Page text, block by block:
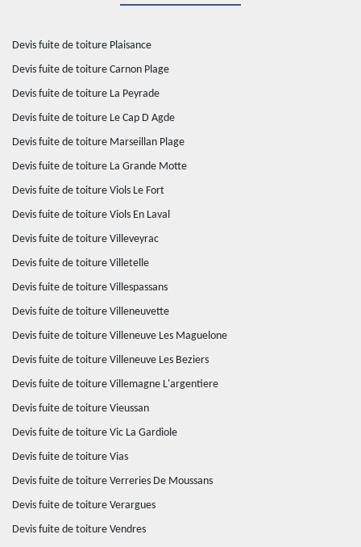
Devis fuite de toiture Plaisance
Devis fuite de toiture Carnon Plage
Devis fuite de toiture La Peyrade
Devis fuite de toiture Le Cap D Agde
Devis fuite de toiture Marseillan Plage
Devis fuite de toiture La Grande Motte
Devis fuite de toiture Viols Le Fort
Devis fuite de toiture Viols En Laval
Devis fuite de toiture Villeveyrac
Devis fuite de toiture Villetelle
Devis fuite de toiture Villespassans
Devis fuite de toiture Villeneuvette
Devis fuite de toiture Villeneuve Les Maguelone
Devis fuite de toiture Villeneuve Les Beziers
Devis fuite de toiture Villemagne L'argentiere
Devis fuite de toiture Vieussan
Devis fuite de toiture Vic La Gardiole
Devis fuite de toiture Vias
Devis fuite de toiture Verreries De Moussans
Devis fuite de toiture Verargues
Devis fuite de toiture Vendres